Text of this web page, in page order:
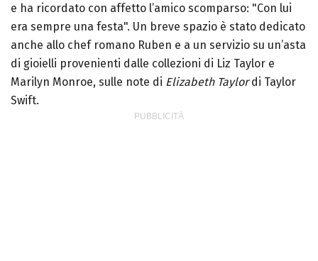
e ha ricordato con affetto l’amico scomparso: "Con lui
era sempre una festa". Un breve spazio è stato dedicato
anche allo chef romano Ruben e a un servizio su un’asta
di gioielli provenienti dalle collezioni di Liz Taylor e
Marilyn Monroe, sulle note di Elizabeth Taylordi Taylor
Swift.